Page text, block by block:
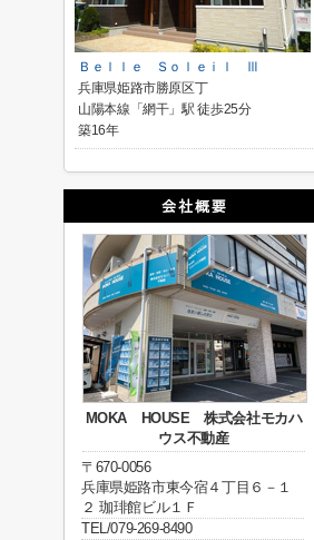
Ｂｅｌｌｅ Ｓｏｌｅｉｌ Ⅲ
兵庫県姫路市勝原区丁
山陽本線「網干」駅 徒歩25分
築16年
MOKA HOUSE 株式会社モカハ
ウス不動産
〒670-0056
兵庫県姫路市東今宿４丁目６－１
２ 珈琲館ビル１Ｆ
TEL/079-269-8490